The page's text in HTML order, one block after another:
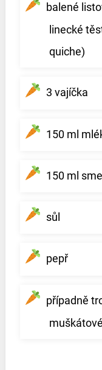
balené
linecké
quiche)
3 vajíčka
150 ml
150 ml
sůl
pepř
případně